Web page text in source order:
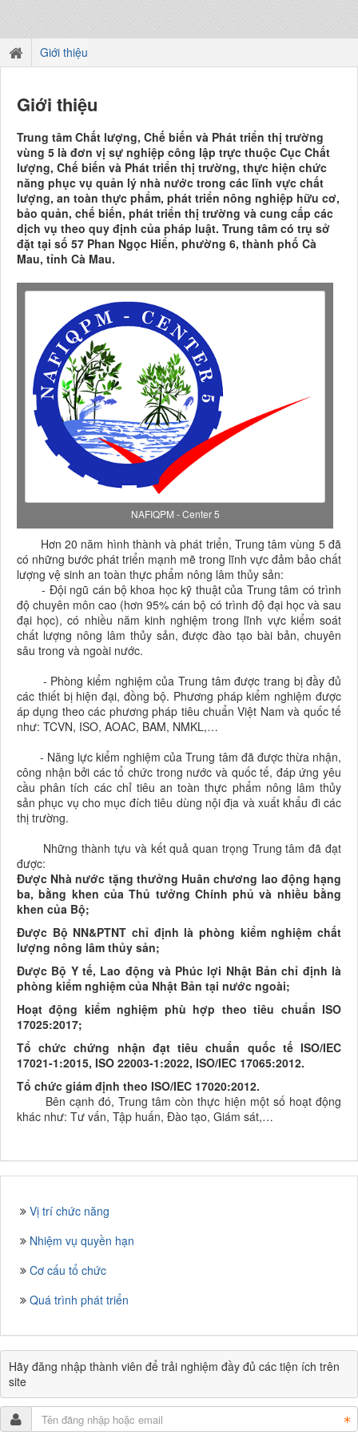
Giới thiệu
Giới thiệu
Trung tâm Chất lượng, Chế biến và Phát triển thị trường
vùng 5 là đơn vị sự nghiệp công lập trực thuộc Cục Chất
lượng, Chế biến và Phát triển thị trường, thực hiện chức
năng phục vụ quản lý nhà nước trong các lĩnh vực chất
lượng, an toàn thực phẩm, phát triển nông nghiệp hữu cơ,
bảo quản, chế biến, phát triển thị trường và cung cấp các
dịch vụ theo quy định của pháp luật. Trung tâm có trụ sở
đặt tại số 57 Phan Ngọc Hiển, phường 6, thành phố Cà
Mau, tỉnh Cà Mau.
NAFIQPM - Center 5
Hơn 20 năm hình thành và phát triển, Trung tâm vùng 5 đã
có những bước phát triển mạnh mẽ trong lĩnh vực đảm bảo chất
lượng vệ sinh an toàn thực phẩm nông lâm thủy sản:
- Đội ngũ cán bộ khoa học kỹ thuật của Trung tâm có trình
độ chuyên môn cao (hơn 95% cán bộ có trình độ đại học và sau
đại học), có nhiều năm kinh nghiệm trong lĩnh vực kiểm soát
chất lượng nông lâm thủy sản, được đào tạo bài bản, chuyên
sâu trong và ngoài nước.
- Phòng kiểm nghiệm của Trung tâm được trang bị đầy đủ
các thiết bị hiện đại, đồng bộ. Phương pháp kiểm nghiệm được
áp dụng theo các phương pháp tiêu chuẩn Việt Nam và quốc tế
như: TCVN, ISO, AOAC, BAM, NMKL,…
- Năng lực kiểm nghiệm của Trung tâm đã được thừa nhận,
công nhận bởi các tổ chức trong nước và quốc tế, đáp ứng yêu
cầu phân tích các chỉ tiêu an toàn thực phẩm nông lâm thủy
sản phục vụ cho mục đích tiêu dùng nội địa và xuất khẩu đi các
thị trường.
Những thành tựu và kết quả quan trọng Trung tâm đã đạt
được:
Được Nhà nước tặng thưởng Huân chương lao động hạng
ba, bằng khen của Thủ tưởng Chính phủ và nhiều bằng
khen của Bộ;
Được Bộ NN&PTNT chỉ định là phòng kiểm nghiệm chất
lượng nông lâm thủy sản;
Được Bộ Y tế, Lao động và Phúc lợi Nhật Bản chỉ định là
phòng kiểm nghiệm của Nhật Bản tại nước ngoài;
Hoạt động kiểm nghiệm phù hợp theo tiêu chuẩn ISO
17025:2017;
Tổ chức chứng nhận đạt tiêu chuẩn quốc tế ISO/IEC
17021-1:2015, ISO 22003-1:2022, ISO/IEC 17065:2012.
Tổ chức giám định theo ISO/IEC 17020:2012.
Bên cạnh đó, Trung tâm còn thực hiện một số hoạt động
khác như: Tư vấn, Tập huấn, Đào tạo, Giám sát,…
Vị trí chức năng
Nhiệm vụ quyền hạn
Cơ cấu tổ chức
Quá trình phát triển
Hãy đăng nhập thành viên để trải nghiệm đầy đủ các tiện ích trên
site